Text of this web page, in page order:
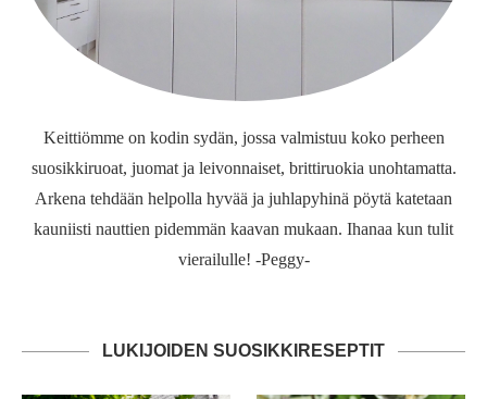
Keittiömme on kodin sydän, jossa valmistuu koko perheen
suosikkiruoat, juomat ja leivonnaiset, brittiruokia unohtamatta.
Arkena tehdään helpolla hyvää ja juhlapyhinä pöytä katetaan
kauniisti nauttien pidemmän kaavan mukaan. Ihanaa kun tulit
vierailulle! -Peggy-
LUKIJOIDEN SUOSIKKIRESEPTIT